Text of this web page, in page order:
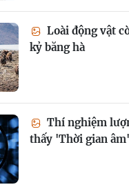
Loài động vật
kỷ băng hà
Thí nghiệm
thấy 'Thời gian